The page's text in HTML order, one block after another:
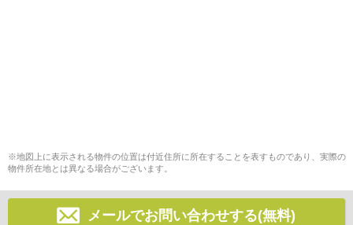
※地図上に表示される物件の位置は付近住所に所在することを表すものであり、実際の
物件所在地とは異なる場合がございます。
メールでお問い合わせする(無料)